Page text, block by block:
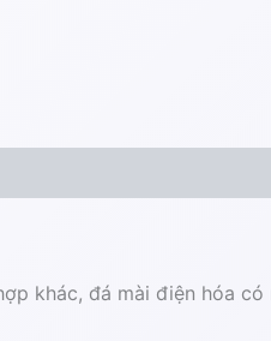
khác, đá mài điện hóa